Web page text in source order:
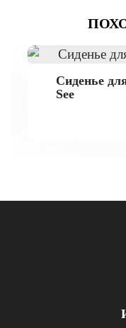
Сиденье
See